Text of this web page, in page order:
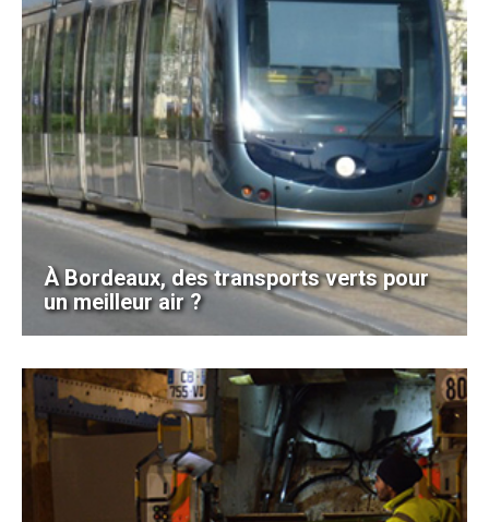
À Bordeaux, des transports verts pour
un meilleur air ?